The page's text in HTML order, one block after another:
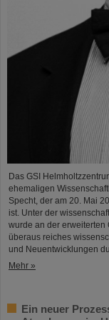
Das GSI
ehemaligen
Specht, der am 20. Mai
ist. Unter der
wurde an der erweiterten
überaus reiches
und Neuentwicklungen
Mehr »
Ein neuer